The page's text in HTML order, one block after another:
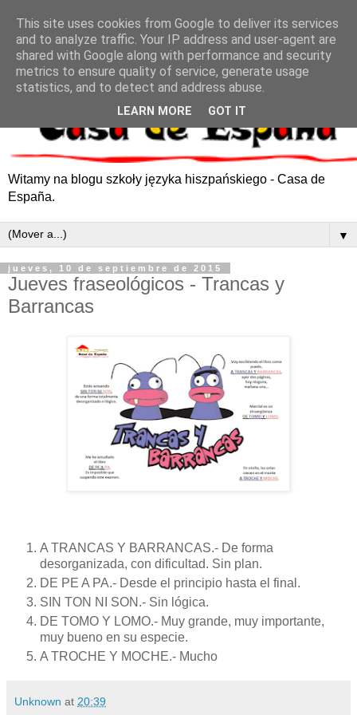
Witamy na blogu szkoły języka hiszpańskiego - Casa de
España.
▼
jueves, 10 de septiembre de 2015
Jueves fraseológicos - Trancas y
Barrancas
A TRANCAS Y BARRANCAS.- De forma
desorganizada, con dificultad. Sin plan.
DE PE A PA.- Desde el principio hasta el final.
SIN TON NI SON.- Sin lógica.
DE TOMO Y LOMO.- Muy grande, muy importante,
muy bueno en su especie.
A TROCHE Y MOCHE.- Mucho
Unknown at 20:39
This site uses cookies from Google to deliver its services
and to analyze traffic. Your IP address and user-agent are
shared with Google along with performance and security
metrics to ensure quality of service, generate usage
statistics, and to detect and address abuse.
LEARN MORE GOT IT